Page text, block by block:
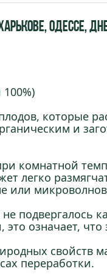
Одессе,
которые
и
комнатной
легко
или
подвергалось
означает,
свойств
переработки.